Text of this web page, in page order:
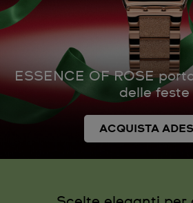
ESSENCE OF ROSE
delle feste
ACQUISTA